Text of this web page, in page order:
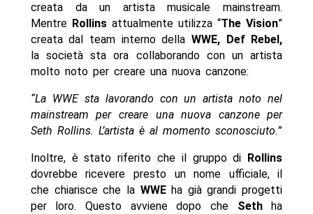
creata da un artista musicale mainstream.
Mentre Rollinsattualmente utilizza “The Vision”
creata dal team interno della WWE, Def Rebel,
la società sta ora collaborando con un artista
molto noto per creare una nuova canzone:
“La WWE sta lavorando con un artista noto nel
mainstream per creare una nuova canzone per
Seth Rollins. L’artista è al momento sconosciuto.”
Inoltre, è stato riferito che il gruppo di
Rollins
dovrebbe ricevere presto un nome ufficiale, il
che chiarisce che la WWEha già grandi progetti
per loro. Questo avviene dopo che Sethha